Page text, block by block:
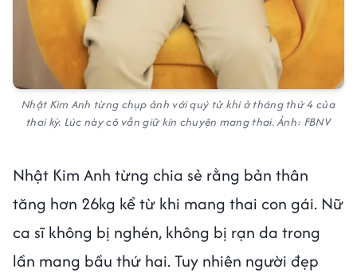
Nhật Kim Anh từng chụp ảnh với quý tử khi ở tháng thứ 4 của
thai kỳ. Lúc này cô vẫn giữ kín chuyện mang thai. Ảnh: FBNV
Nhật Kim Anh từng chia sẻ rằng bản thân
tăng hơn 26kg kể từ khi mang thai con gái. Nữ
ca sĩ không bị nghén, không bị rạn da trong
lần mang bầu thứ hai. Tuy nhiên người đẹp